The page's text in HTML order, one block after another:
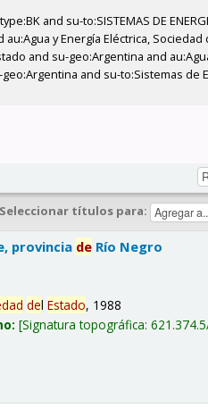
and su-to:SISTEMAS DE
y Energía Eléctrica, Sociedad
and su-geo:Argentina and
and su-to:Sistemas de
Seleccionar títulos para:
provincia de Río Negro
delEstado, 1988
Signatura topográfica: